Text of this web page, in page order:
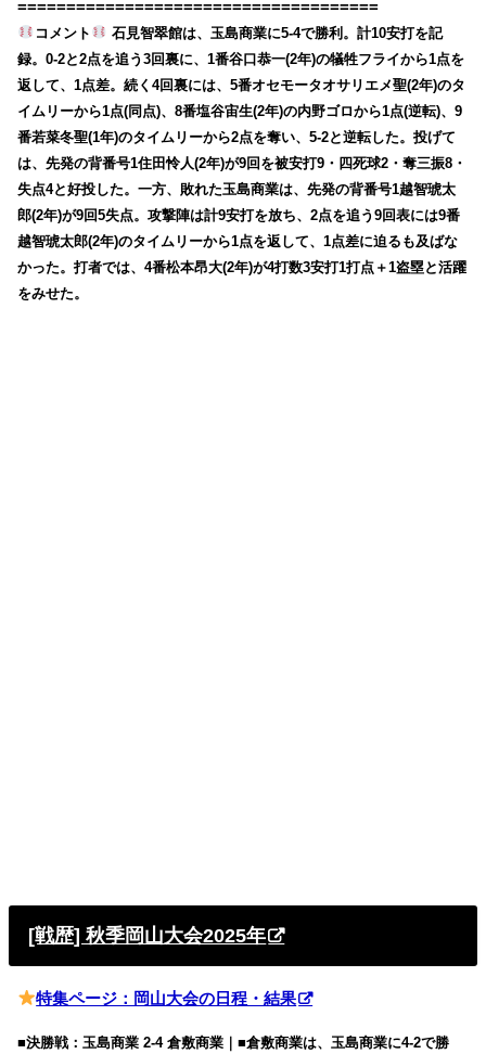
=====================================
コメント
石見智翠館は、玉島商業に5-4で勝利。計10安打を記
録。0-2と2点を追う3回裏に、1番谷口恭一(2年)の犠牲フライから1点を
返して、1点差。続く4回裏には、5番オセモータオサリエメ聖(2年)のタ
イムリーから1点(同点)、8番塩谷宙生(2年)の内野ゴロから1点(逆転)、9
番若菜冬聖(1年)のタイムリーから2点を奪い、5-2と逆転した。投げて
は、先発の背番号1住田怜人(2年)が9回を被安打9・四死球2・奪三振8・
失点4と好投した。一方、敗れた玉島商業は、先発の背番号1越智琥太
郎(2年)が9回5失点。攻撃陣は計9安打を放ち、2点を追う9回表には9番
越智琥太郎(2年)のタイムリーから1点を返して、1点差に迫るも及ばな
かった。打者では、4番松本昂大(2年)が4打数3安打1打点＋1盗塁と活躍
をみせた。
[戦歴] 秋季岡山大会2025年
特集ページ：岡山大会の日程・結果
■決勝戦：玉島商業 2-4 倉敷商業｜■倉敷商業は、玉島商業に4-2で勝